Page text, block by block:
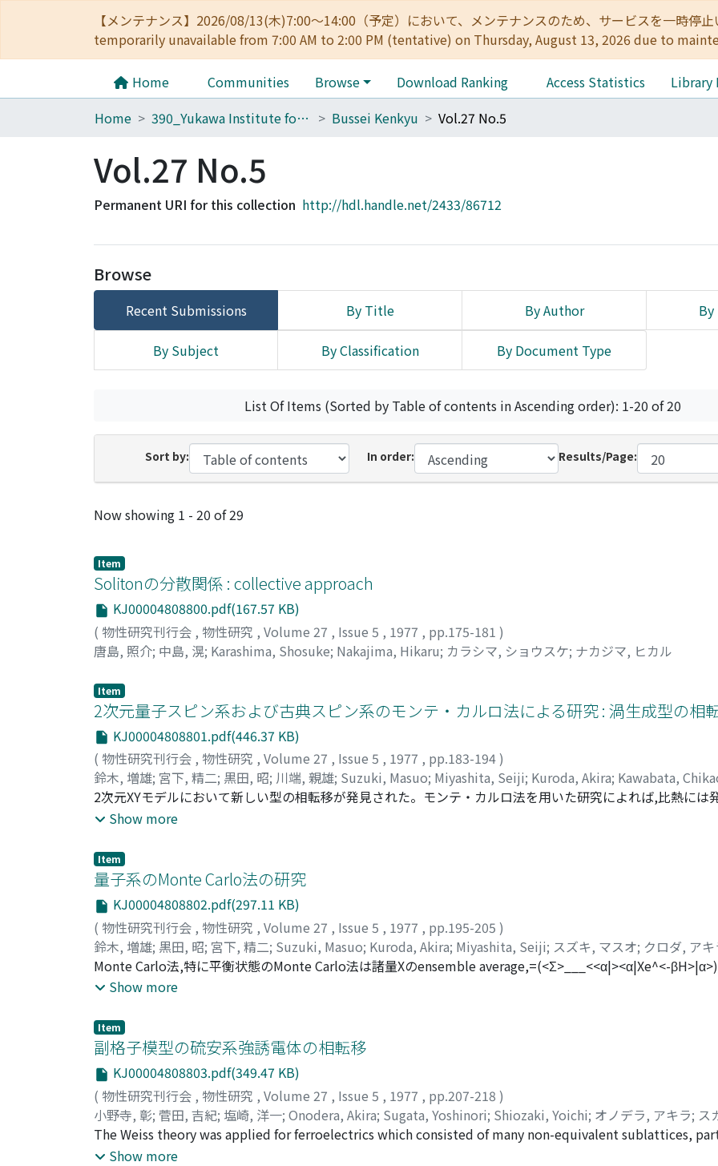
【メンテナンス】2026/08/13(木)7:00～14:00（予定）において、メンテナンスのため、サービスを一時
temporarily unavailable from 7:00 AM to 2:00 PM (tentative) on Thursday, August 13, 2026 due to
Home Communities Browse Download Ranking Access Statistics
Library
Home
390_Yukawa Institute for Theoretical Physics Bussei Kenkyu Vol.27 No.5
Vol.27 No.5
Permanent URI for this collection http://hdl.handle.net/2433/86712
Browse
Recent Submissions By Title By Author By
By Subject By Classification By Document Type
List Of Items (Sorted by Table of contents in Ascending order): 1-20 of 20
Sort by: In order: Results/Page:
Recent Submissions
Now showing 1 - 20 of 29
Item
Solitonの分散関係 : collective approach
KJ00004808800.pdf(167.57 KB)
( 物性研究刊行会 , 物性研究 , Volume 27 , Issue 5 , 1977 , pp.175-181 )
唐島, 照介; 中島, 滉; Karashima, Shosuke; Nakajima, Hikaru; カラシマ, ショウスケ; ナカジマ, ヒカル
Item
2次元量子スピン系および古典スピン系のモンテ・カルロ法による研究 : 渦生成型の相
KJ00004808801.pdf(446.37 KB)
( 物性研究刊行会 , 物性研究 , Volume 27 , Issue 5 , 1977 , pp.183-194)
鈴木, 増雄; 宮下, 精二; 黒田, 昭; 川端, 親雄; Suzuki, Masuo; Miyashita, Seiji; Kuroda, Akira; Kawabata,
ミヤシタ, セイジ;クロダ, アキラ;カワバタ, チカオ
2次元XYモデルにおいて新しい型の相転移が発見された。モンテ・カルロ法を用いた研究によれば,比熱には
のにもかかわらず帯磁率には発散が起り,特に転移点以下の温度領域においてスピンの配列状態にKosterlitz
Show more
Item
量子系のMonte Carlo法の研究
KJ00004808802.pdf(297.11 KB)
( 物性研究刊行会 , 物性研究 , Volume 27 , Issue 5 , 1977 , pp.195-205 )
鈴木, 増雄; 黒田, 昭; 宮下, 精二; Suzuki, Masuo; Kuroda, Akira; Miyashita, Seiji; スズキ, マスオ; クロダ, アキ
Monte Carlo法,特に平衡状態のMonte Carlo法は諸量Xのensemble average,=(<Σ>___<<α|><α|Xe^<-
<α|e^<-βH|α>)(ここでHは系のノヽミルトニアン,|α>は系の1状態,β=1/kT),の|α>についての和が実行困難の時
average,|α>_はMonte Calroの1 configuration)として求めるものである。状態|α>を<α|exp(-βH)α>に比例す
法として,kinetic modelのように状態を<αlexp(-βH)|α>に従ってstepさせ,|α>が<αlexp(-βH)α>に従って分布
ensemble,つまり平衡状態を作りだし,そこでの平均をとる方法が普通行なわれている。しかし,すべが対角化
は,<αlHlα>=E_α,<αlexp(-βH)lα>=e^<-βE_α>であるのに対し、量子系では,Hの固有状態でない|α>について
には計算不可能なためMonte Carlo法は困難であると考えられ、現在まで実行されていない。そこで量子系で
ついて一つの方法を提案する.
Show more
Item
副格子模型の硫安系強誘電体の相転移
KJ00004808803.pdf(349.47 KB)
( 物性研究刊行会 , 物性研究 , Volume 27 , Issue 5 , 1977 , pp.207-218 )
小野寺, 彰; 菅田, 吉紀; 塩崎, 洋一; Onodera, Akira; Sugata, Yoshinori; Shiozaki, Yoichi; オノデラ, アキラ; ス
ザキ, ヨウイチ
The Weiss theory was applied for ferroelectrics which consisted of many non-equivalent sublattices,
three nonequivalent ones. The dielectric susceptibility of such systems showed different features from
Show more